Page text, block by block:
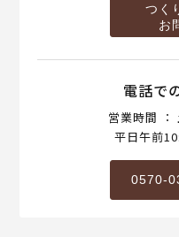
つく
お
電話で
営業時間 ：
平日午前
0570-